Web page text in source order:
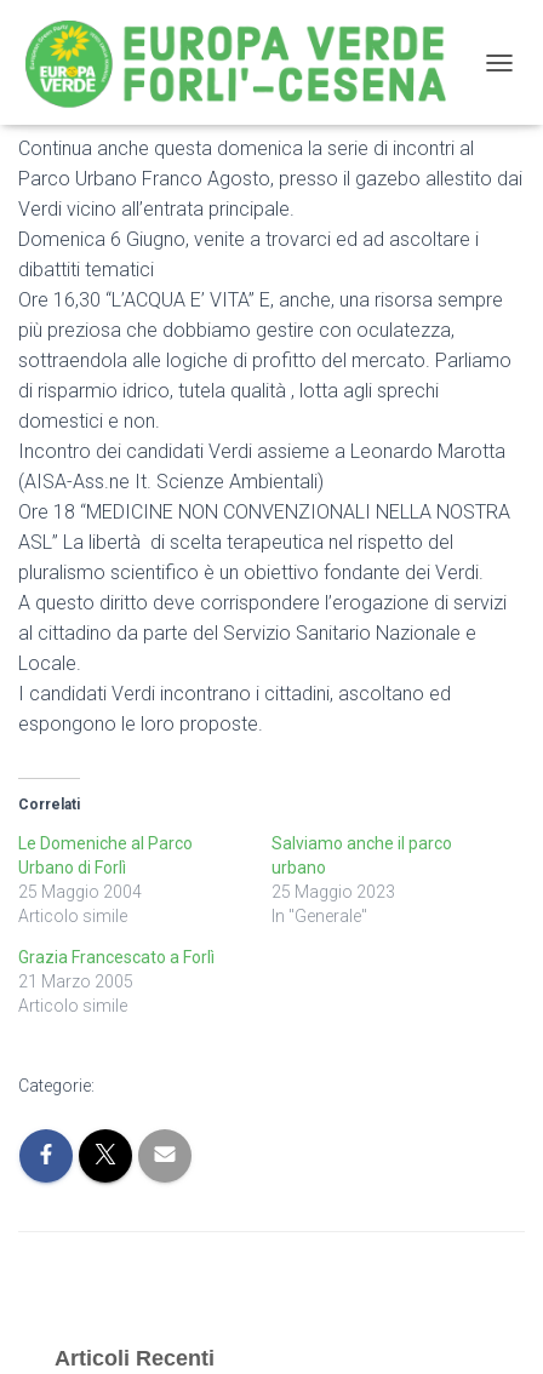
Le Domeniche al Parco Urbano di Forlì
Continua anche questa domenica la serie di incontri al
Parco Urbano Franco Agosto, presso il gazebo allestito dai
Verdi vicino all’entrata principale.
Domenica 6 Giugno, venite a trovarci ed ad ascoltare i
dibattiti tematici
Ore 16,30 “L’ACQUA E’ VITA” E, anche, una risorsa sempre
più preziosa che dobbiamo gestire con oculatezza,
sottraendola alle logiche di profitto del mercato. Parliamo
di risparmio idrico, tutela qualità , lotta agli sprechi
domestici e non.
Incontro dei candidati Verdi assieme a Leonardo Marotta
(AISA-Ass.ne It. Scienze Ambientali)
Ore 18 “MEDICINE NON CONVENZIONALI NELLA NOSTRA
ASL” La libertà di scelta terapeutica nel rispetto del
pluralismo scientifico è un obiettivo fondante dei Verdi.
A questo diritto deve corrispondere l’erogazione di servizi
al cittadino da parte del Servizio Sanitario Nazionale e
Locale.
I candidati Verdi incontrano i cittadini, ascoltano ed
espongono le loro proposte.
Correlati
Le Domeniche al Parco
Urbano di Forlì
25 Maggio 2004
Articolo simile
Salviamo anche il parco
urbano
25 Maggio 2023
In "Generale"
Grazia Francescato a Forlì
21 Marzo 2005
Articolo simile
Categorie:
Articoli Recenti